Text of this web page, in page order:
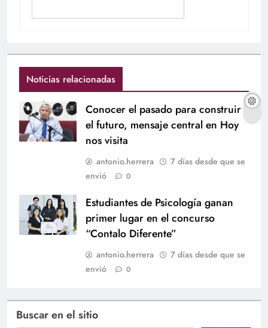
Noticias relacionadas
Conocer el pasado para construir
el futuro, mensaje central en Hoy
nos visita
antonio.herrera
7 días desde que se
envió
0
Estudiantes de Psicología ganan
primer lugar en el concurso
“Contalo Diferente”
antonio.herrera
7 días desde que se
envió
0
Buscar en el sitio